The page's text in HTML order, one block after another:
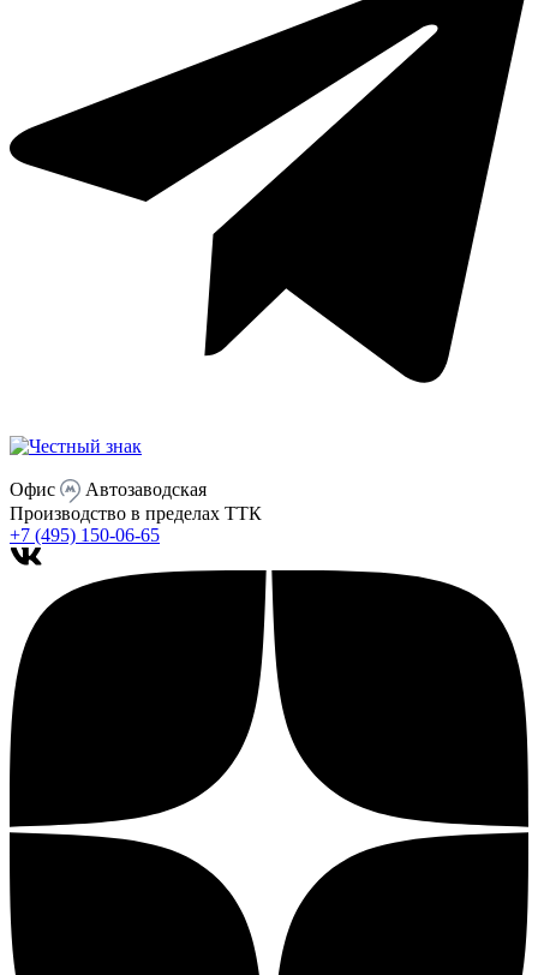
Офис
Автозаводская
Производство в пределах ТТК
+7 (495) 150-06-65